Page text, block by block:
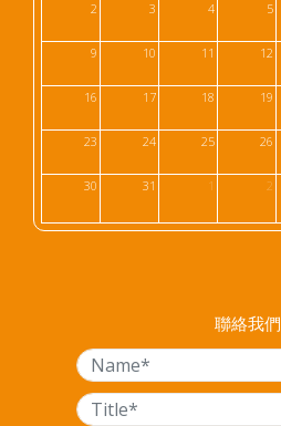
2 3 4 5
9 10 11 12
16 17 18 19
23 24 25 26
30 31 1 2
聯絡我們